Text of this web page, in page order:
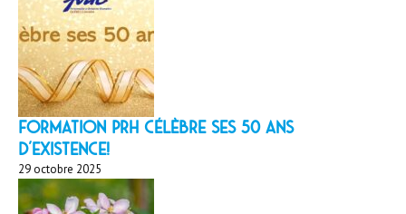
Formation PRH célèbre ses 50 ans
d’existence!
29 octobre 2025